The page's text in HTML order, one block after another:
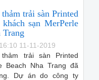
trải sàn Printed
sạn MerPerle
Trang
11-11-2019
trải sàn Printed
Beach Nha Trang đã
Dự án do công ty